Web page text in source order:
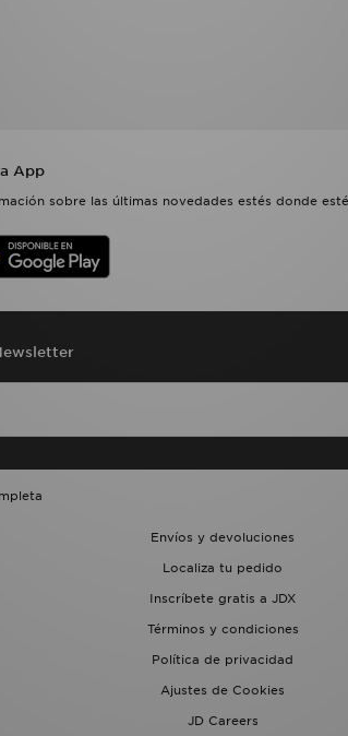
App
sobre las últimas novedades estés donde
Envíos y devoluciones
Localiza tu pedido
Inscríbete gratis a JDX
Términos y condiciones
Política de privacidad
Ajustes de Cookies
JD Careers